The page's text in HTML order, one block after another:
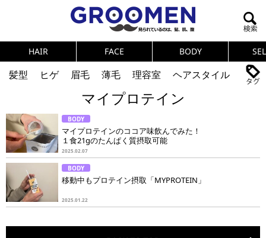
HAIR FACE BODY
髪型 ヒゲ 眉毛 薄毛 理容室
ヘアスタイル
体臭 ニオイ
連載
メンズコスメ
NEWS PICK UP 筋肉
女の本音
テストステロン
海外セレブ
健康
スキンケア 食事
調査結果
トレーニング
好印象な男
頭皮ケア
マイプロテイン
BODY
マイプロテインのココア味飲んでみた！
１食21gのたんぱく質摂取可能
2025.02.07
BODY
移動中もプロテイン摂取「MYPROTEIN」
2025.01.22